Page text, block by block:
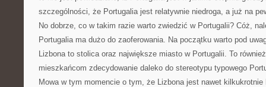
szczególności, że Portugalia jest relatywnie niedroga, a już na
No dobrze, co w takim razie warto zwiedzić w Portugalii? Cóż,
Portugalia ma dużo do zaoferowania. Na początku warto pod
Lizbona to stolica oraz największe miasto w Portugalii. To
mieszkańcom zdecydowanie daleko do stereotypu typowego
Mowa w tym momencie o tym, że Lizbona jest nawet kilkukrotnie